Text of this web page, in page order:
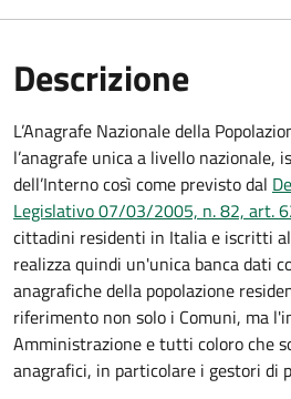
Descrizione
L’Anagrafe Nazionale della
l’anagrafe unica a livello
dell’Interno così come previsto dal
Legislativo 07/03/2005, n. 82, art.
cittadini residenti in Italia e iscritti
realizza quindi un'unica banca dati
anagrafiche della popolazione
riferimento non solo i Comuni, ma
Amministrazione e tutti coloro che
anagrafici, in particolare i gestori di